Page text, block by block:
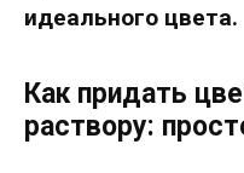
идеального цвета.
Как придать
раствору: